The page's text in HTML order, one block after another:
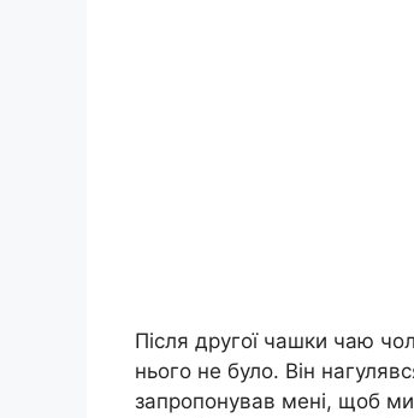
Після другої чашки чаю
нього не було. Він
запропонував мені, щоб ми